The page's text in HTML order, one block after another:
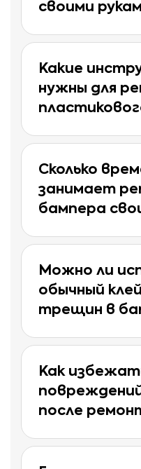
своими
Какие
нужны для
Сколько
занимает
бампера
Можно ли
обычный
трещин в
Как
после